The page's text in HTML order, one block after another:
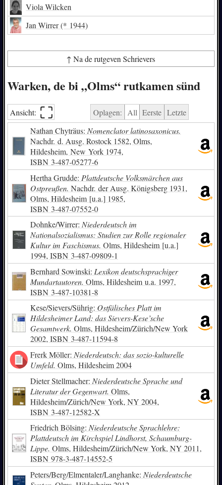
Viola Wilcken
Jan Wirrer(* 1944)
↑ Na de rutgeven Schrievers
Warken, de bi „Olms“ rutkamen sünd
Ansicht: ⛶︎ Oplagen: All Eerste Letzte
Nathan Chyträus: Nomenclator latinosaxonicus.
Nachdr. d. Ausg. Rostock 1582, Olms,
Hildesheim, New York 1974,
ISBN 3-487-05277-6
Hertha Grudde: Plattdeutsche Volksmärchen aus
Ostpreußen. Nachdr. der Ausg. Königsberg 1931,
Olms, Hildesheim [u.a.] 1985,
ISBN 3-487-07552-0
Dohnke/Wirrer: Niederdeutsch im
Nationalsozialismus: Studien zur Rolle regionaler
Kultur im Faschismus. Olms, Hildesheim [u.a.]
1994,ISBN 3-487-09809-1
Bernhard Sowinski: Lexikon deutschsprachiger
Mundartautoren. Olms, Hildesheim u.a. 1997,
ISBN 3-487-10381-8
Kese/Sievers/Sührig: Ostfälisches Platt im
Hildesheimer Land: das Sievers-Kese’sche
Gesamtwerk. Olms, Hildesheim/Zürich/New York
2002,ISBN 3-487-11594-8
Frerk Möller: Niederdeutsch: das sozio-kulturelle
Umfeld. Olms, Hildesheim 2004
Dieter Stellmacher: Niederdeutsche Sprache und
Literatur der Gegenwart. Olms,
Hildesheim/Zürich/New York, NY 2004,
ISBN 3-487-12582-X
Friedrich Bölsing: Niederdeutsche Sprachlehre:
Plattdeutsch im Kirchspiel Lindhorst, Schaumburg-
Lippe. Olms, Hildesheim/Zürich/New York, NY 2011,
ISBN978-3-487-14552-5
Peters/Berg/Elmentaler/Langhanke: Niederdeutsche